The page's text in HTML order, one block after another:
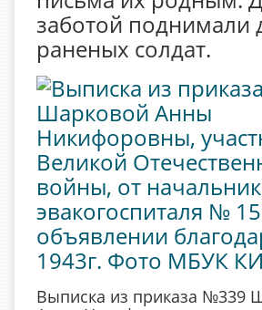
заботой поднимали
раненых солдат.
Выписка из приказа №339